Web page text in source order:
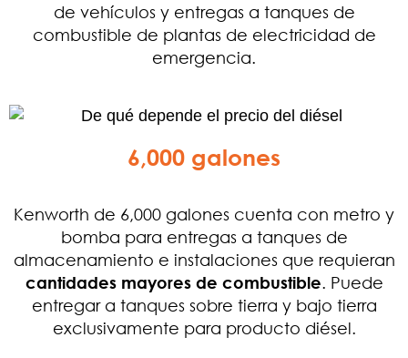
de vehículos y entregas a tanques de
combustible de plantas de electricidad de
emergencia.
6,000 galones
Kenworth de 6,000 galones cuenta con metro y
bomba para entregas a tanques de
almacenamiento e instalaciones que requieran
cantidades mayores de combustible. Puede
entregar a tanques sobre tierra y bajo tierra
exclusivamente para producto diésel.